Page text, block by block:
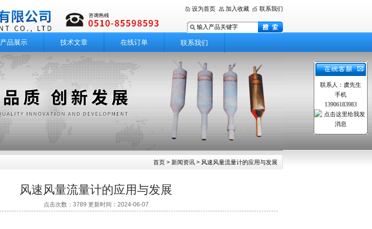
设为首页 加入收藏 联系我们
产品展示 技术文章 在线订单 联系我们
首页 > 新闻资讯 > 风速风量流量计的应用与发展
风速风量流量计的应用与发展
点击次数：3789 更新时间：2024-06-07
联系人：虞先生
手机
13906183983